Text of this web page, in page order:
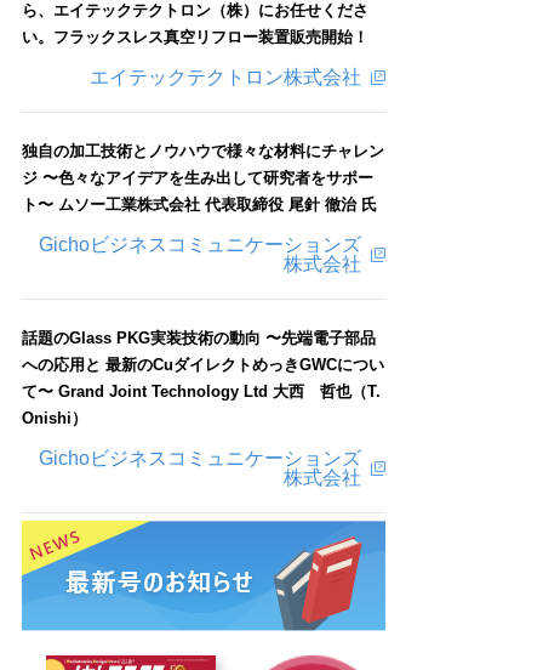
ら、エイテックテクトロン（株）にお任せくださ
い。フラックスレス真空リフロー装置販売開始！
エイテックテクトロン株式会社
独自の加工技術とノウハウで様々な材料にチャレン
ジ 〜色々なアイデアを生み出して研究者をサポー
ト〜 ムソー工業株式会社 代表取締役 尾針 徹治 氏
Gichoビジネスコミュニケーションズ
株式会社
話題のGlass PKG実装技術の動向 〜先端電子部品
への応用と 最新のCuダイレクトめっきGWCについ
て〜 Grand Joint Technology Ltd 大西 哲也（T.
Onishi）
Gichoビジネスコミュニケーションズ
株式会社